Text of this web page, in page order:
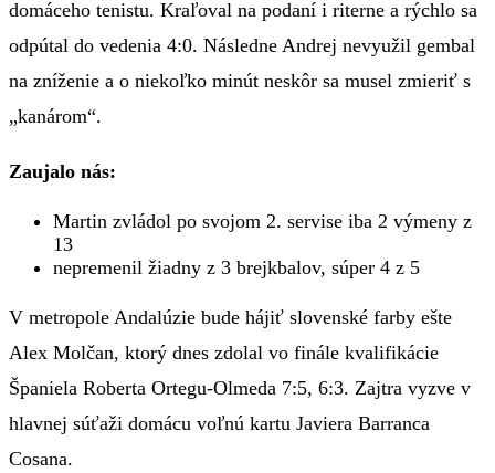
domáceho tenistu. Kraľoval na podaní i riterne a rýchlo sa
odpútal do vedenia 4:0. Následne Andrej nevyužil gembal
na zníženie a o niekoľko minút neskôr sa musel zmieriť s
„kanárom“.
Zaujalo nás:
Martin zvládol po svojom 2. servise iba 2 výmeny z
13
nepremenil žiadny z 3 brejkbalov, súper 4 z 5
V metropole Andalúzie bude hájiť slovenské farby ešte
Alex Molčan, ktorý dnes zdolal vo finále kvalifikácie
Španiela Roberta Ortegu-Olmeda 7:5, 6:3. Zajtra vyzve v
hlavnej súťaži domácu voľnú kartu Javiera Barranca
Cosana.